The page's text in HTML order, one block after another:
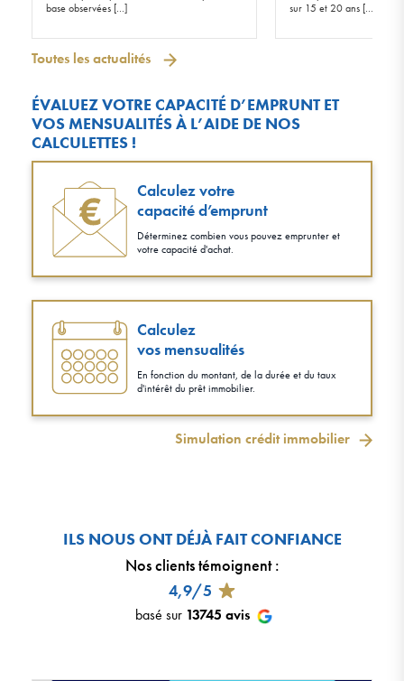
base observées […]
sur 15 et 20 ans […]
Toutes les actualités
ÉVALUEZ VOTRE CAPACITÉ D’EMPRUNT ET
VOS MENSUALITÉS À L’AIDE DE NOS
CALCULETTES !
Calculez votre
capacité d’emprunt
Déterminez combien vous pouvez emprunter et
votre capacité d'achat.
Calculez
vos mensualités
En fonction du montant, de la durée et du taux
d'intérêt du prêt immobilier.
Simulation crédit immobilier
ILS NOUS ONT DÉJÀ FAIT CONFIANCE
Nos clients témoignent:
4,9/5
basé sur 13745 avis